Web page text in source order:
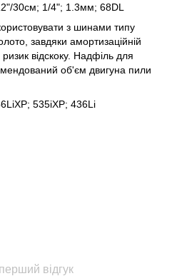
30см; 1/4"; 1.3мм; 68DL
з шинами типу
завдяки амортизаційній
відскоку. Надфіль для
об'єм двигуна пили
535iXP; 436Li
відгук